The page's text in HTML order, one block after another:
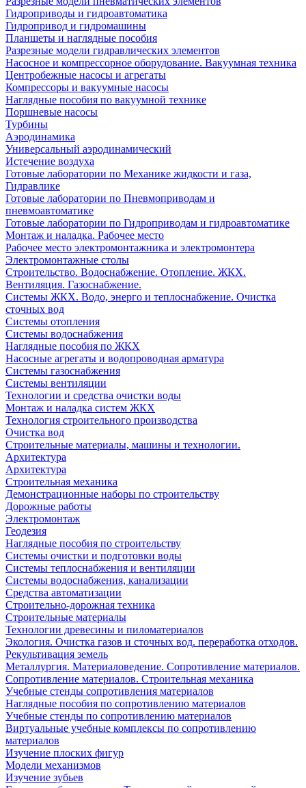
Гидроприводы и гидроавтоматика
Гидропривод и гидромашины
Планшеты и наглядные пособия
Разрезные модели гидравлических элементов
Насосное и компрессорное оборудование. Вакуумная техника
Центробежные насосы и агрегаты
Компрессоры и вакуумные насосы
Наглядные пособия по вакуумной технике
Поршневые насосы
Турбины
Аэродинамика
Универсальный аэродинамический
Истечение воздуха
Готовые лаборатории по Механике жидкости и газа,
Гидравлике
Готовые лаборатории по Пневмоприводам и
пневмоавтоматике
Готовые лаборатории по Гидроприводам и гидроавтоматике
Монтаж и наладка. Рабочее место
Рабочее место электромонтажника и электромонтера
Электромонтажные столы
Строительство. Водоснабжение. Отопление. ЖКХ.
Вентиляция. Газоснабжение.
Системы ЖКХ. Водо, энерго и теплоснабжение. Очистка
сточных вод
Системы отопления
Системы водоснабжения
Наглядные пособия по ЖКХ
Насосные агрегаты и водопроводная арматура
Системы газоснабжения
Системы вентиляции
Технологии и средства очистки воды
Монтаж и наладка систем ЖКХ
Технология строительного производства
Очистка вод
Строительные материалы, машины и технологии.
Архитектура
Архитектура
Cтроительная механика
Демонстрационные наборы по строительству
Дорожные работы
Электромонтаж
Геодезия
Наглядные пособия по строительству
Системы очистки и подготовки воды
Системы теплоснабжения и вентиляции
Системы водоснабжения, канализации
Средства автоматизации
Строительно-дорожная техника
Строительные материалы
Технологии древесины и пиломатериалов
Экология. Очистка газов и сточных вод. переработка отходов.
Рекультивация земель
Металлургия. Материаловедение. Сопротивление материалов.
Сопротивление материалов. Строительная механика
Учебные стенды сопротивления материалов
Наглядные пособия по сопротивлению материалов
Учебные стенды по сопротивлению материалов
Виртуальные учебные комплексы по сопротивлению
материалов
Изучение плоских фигур
Модели механизмов
Изучение зубьев